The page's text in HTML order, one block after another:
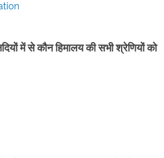
में से कौन हिमालय की सभी श्रेणियों को